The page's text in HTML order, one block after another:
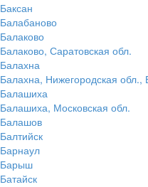
Баксан
Балабаново
Балаково
Балаково, Саратовская обл.
Балахна
Балахна, Нижегородская обл.,
Балашиха
Балашиха, Московская обл.
Балашов
Балтийск
Барнаул
Барыш
Батайск